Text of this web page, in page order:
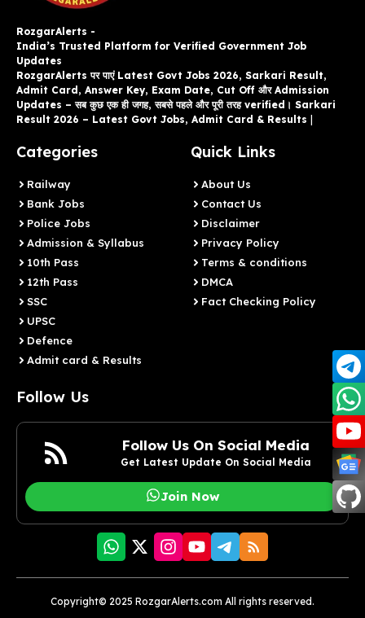
RozgarAlerts -
India’s Trusted Platform for Verified Government Job
Updates
RozgarAlerts पर पाएं Latest Govt Jobs 2026, Sarkari Result,
Admit Card, Answer Key, Exam Date, Cut Off और Admission
Updates – सब कुछ एक ही जगह, सबसे पहले और पूरी तरह verified। Sarkari
Result 2026 – Latest Govt Jobs, Admit Card & Results
Categories
Railway
Bank Jobs
Police Jobs
Admission & Syllabus
10th Pass
12th Pass
SSC
UPSC
Defence
Admit card & Results
Quick Links
About Us
Contact Us
Disclaimer
Privacy Policy
Terms & conditions
DMCA
Fact Checking Policy
Follow Us
Follow Us On Social Media
Get Latest Update On Social Media
Join Now
Copyright© 2025 RozgarAlerts.com All rights reserved.